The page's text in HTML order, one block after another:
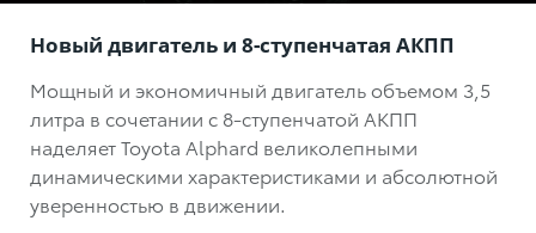
Новый двигатель и 8-ступенчатая АКПП
Мощный и экономичный двигатель объемом 3,5
литра в сочетании с 8-ступенчатой АКПП
наделяет Toyota Alphard великолепными
динамическими характеристиками и абсолютной
уверенностью в движении.